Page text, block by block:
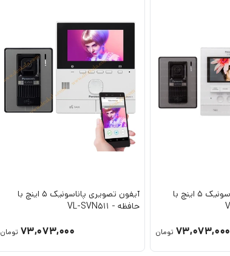
آیفون تصویری پاناسونیک 5 اینچ با
73,073,000 تومان
آیفون تصویری پاناسونیک 5 اینچ با
حافظه - VL-SVN511
73,073,000 تومان